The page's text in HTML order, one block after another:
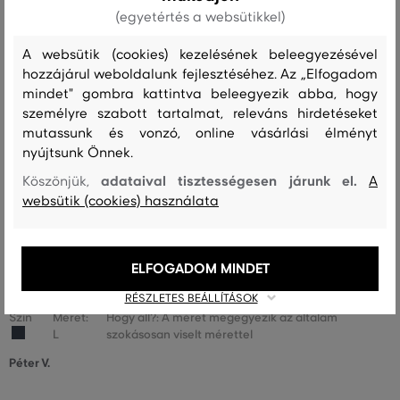
viselek
A méret egy kicsit kisebb, mint
amit viselek
0
A méret megegyezik az általam
szokásosan viselt mérettel
26
A méret egy kicsit nagyobb, mint
amit általában viselek
1
Szín
Méret:
L
Hogy áll?: A méret megegyezik az általam
szokásosan viselt mérettel
Péter V.
(egyetértés a websütikkel)
A websütik (cookies) kezelésének beleegyezésével
hozzájárul weboldalunk fejlesztéséhez. Az „Elfogadom
mindet" gombra kattintva beleegyezik abba, hogy
személyre szabott tartalmat, releváns hirdetéseket
mutassunk és vonzó, online vásárlási élményt
nyújtsunk Önnek.
Köszönjük,adataival tisztességesen járunk el.A
websütik (cookies) használata
RÉSZLETES BEÁLLÍTÁSOK
ELFOGADOM MINDET